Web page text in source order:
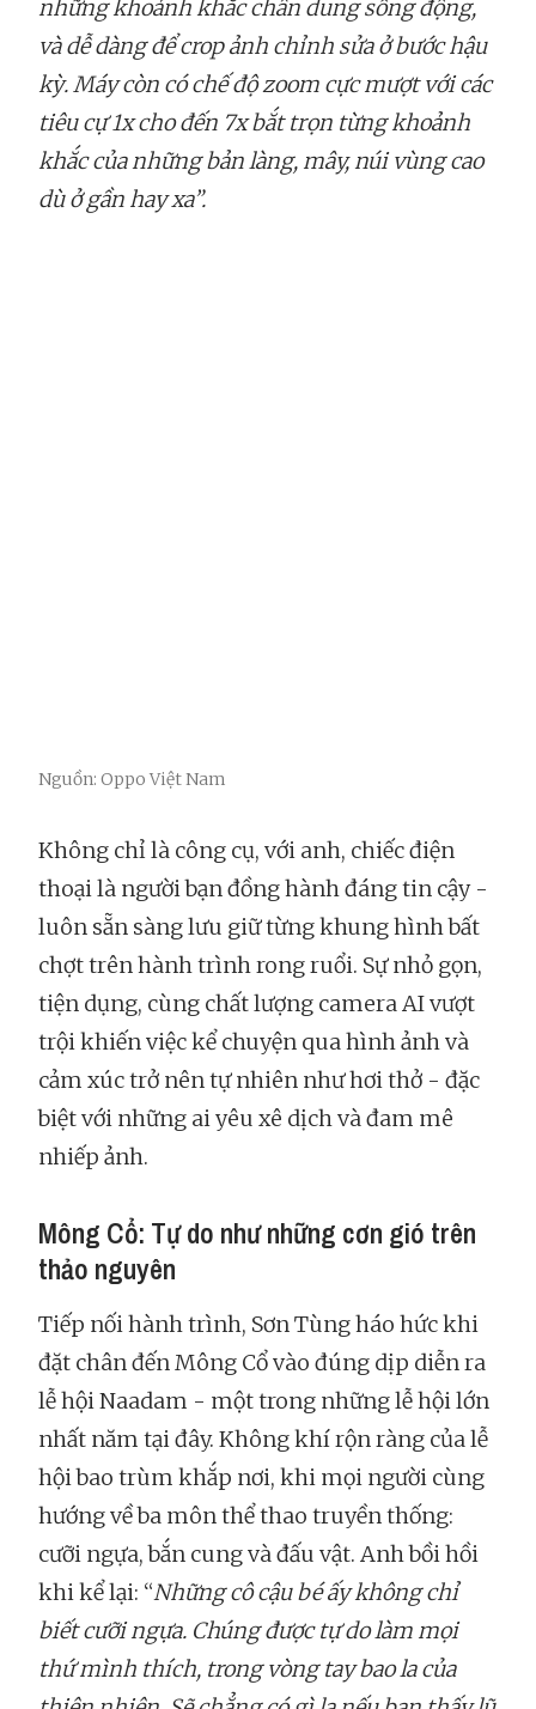
những khoảnh khắc chân dung sống động,
và dễ dàng để crop ảnh chỉnh sửa ở bước hậu
kỳ. Máy còn có chế độ zoom cực mượt với các
tiêu cự 1x cho đến 7x bắt trọn từng khoảnh
khắc của những bản làng, mây, núi vùng cao
dù ở gần hay xa”.
Nguồn: Oppo Việt Nam
Không chỉ là công cụ, với anh, chiếc điện
thoại là người bạn đồng hành đáng tin cậy -
luôn sẵn sàng lưu giữ từng khung hình bất
chợt trên hành trình rong ruổi. Sự nhỏ gọn,
tiện dụng, cùng chất lượng camera AI vượt
trội khiến việc kể chuyện qua hình ảnh và
cảm xúc trở nên tự nhiên như hơi thở - đặc
biệt với những ai yêu xê dịch và đam mê
nhiếp ảnh.
Mông Cổ: Tự do như những cơn gió trên
thảo nguyên
Tiếp nối hành trình, Sơn Tùng háo hức khi
đặt chân đến Mông Cổ vào đúng dịp diễn ra
lễ hội Naadam - một trong những lễ hội lớn
nhất năm tại đây. Không khí rộn ràng của lễ
hội bao trùm khắp nơi, khi mọi người cùng
hướng về ba môn thể thao truyền thống:
cưỡi ngựa, bắn cung và đấu vật. Anh bồi hồi
khi kể lại: “Những cô cậu bé ấy không chỉ
biết cưỡi ngựa. Chúng được tự do làm mọi
thứ mình thích, trong vòng tay bao la của